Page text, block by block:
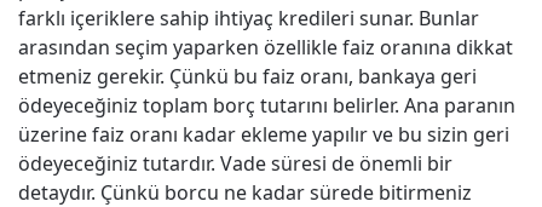
farklı içeriklere sahip ihtiyaç kredileri sunar. Bunlar
arasından seçim yaparken özellikle faiz oranına dikkat
etmeniz gerekir. Çünkü bu faiz oranı, bankaya geri
ödeyeceğiniz toplam borç tutarını belirler. Ana paranın
üzerine faiz oranı kadar ekleme yapılır ve bu sizin geri
ödeyeceğiniz tutardır. Vade süresi de önemli bir
detaydır. Çünkü borcu ne kadar sürede bitirmeniz